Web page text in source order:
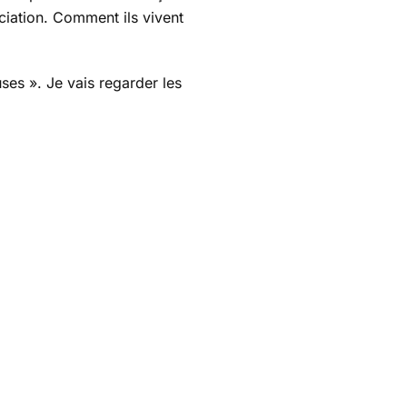
end
Comment ils vivent
». Je vais regarder les